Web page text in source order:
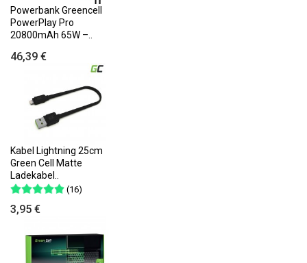
Powerbank Greencell
PowerPlay Pro
20800mAh 65W –..
46,39 €
Kabel Lightning 25cm
Green Cell Matte
Ladekabel..
(16)
3,95 €